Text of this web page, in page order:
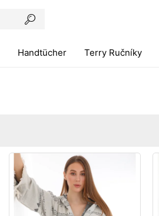
Handtücher Terry Ručníky